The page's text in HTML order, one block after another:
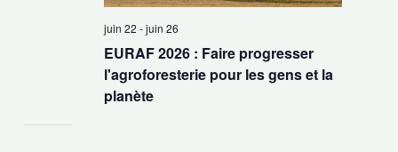
EURAF 2026 : Faire progresser
l'agroforesterie pour les gens et la
planète
juin 22 -juin 26